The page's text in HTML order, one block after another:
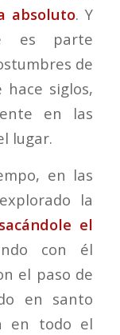
absoluto. Y
es parte
de
siglos,
en las
lugar.
en las
la
sacándole el
con él
el paso de
en santo
en todo el